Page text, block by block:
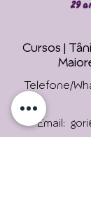
Faça
Online
Cursos |
Telefone/
Email: